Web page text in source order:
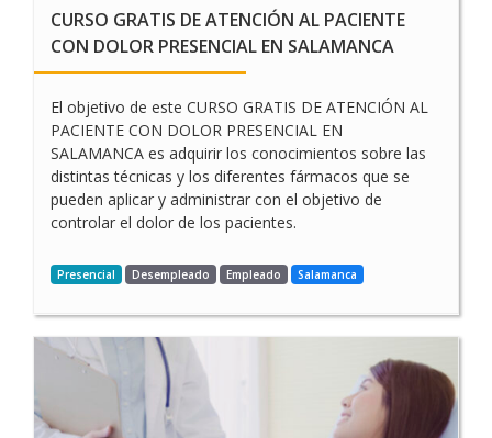
CURSO GRATIS DE ATENCIÓN AL PACIENTE
CON DOLOR PRESENCIAL EN SALAMANCA
El objetivo de este CURSO GRATIS DE ATENCIÓN AL
PACIENTE CON DOLOR PRESENCIAL EN
SALAMANCA es adquirir los conocimientos sobre las
distintas técnicas y los diferentes fármacos que se
pueden aplicar y administrar con el objetivo de
controlar el dolor de los pacientes.
Presencial Desempleado Empleado Salamanca